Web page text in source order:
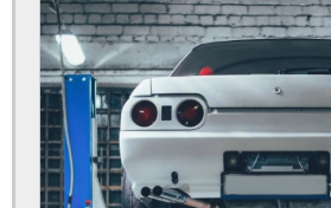
Auto Elétrica para Carro
Auto Elétrica para Moto
Auto Elétrica Perto
Auto Elétrica Perto de Mim
Auto Elétrica Próximo a Mim